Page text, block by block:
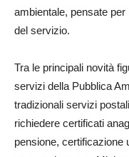
ambientale, pensate per
del servizio.
Tra le principali novità
servizi della Pubblica
tradizionali servizi
richiedere certificati
pensione, certificazione